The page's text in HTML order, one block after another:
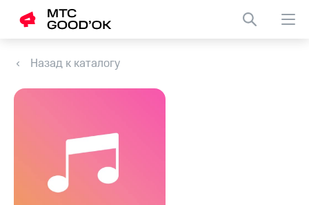
Назад к каталогу